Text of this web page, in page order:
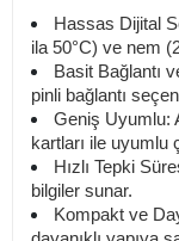
Hassas Dijital
ila 50°C) ve nem
Basit Bağlantı
pinli bağlantı
Geniş Uyumlu:
kartları ile uyumlu
Hızlı Tepki
bilgiler sunar.
Kompakt ve